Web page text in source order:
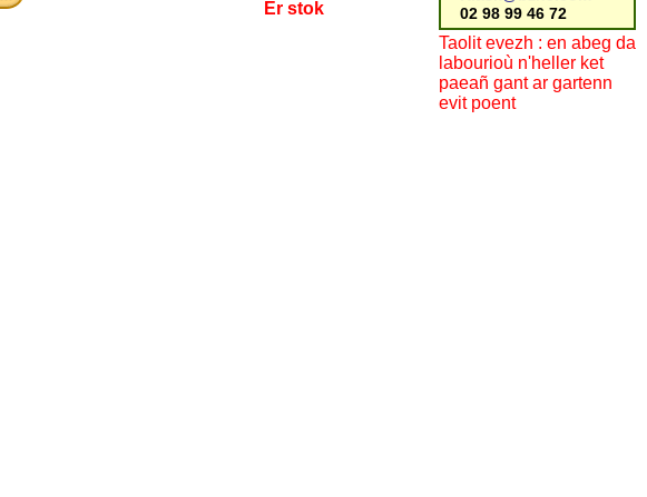
Er stok
02 98 99 46 72
Taolit evezh : en abeg da
labourioù n'heller ket
paeañ gant ar gartenn
evit poent